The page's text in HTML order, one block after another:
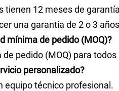
tienen 12 meses de
una garantía de 2 o 3
mínima de pedido (MOQ)?
de pedido (MOQ) para
personalizado?
equipo técnico profesional.